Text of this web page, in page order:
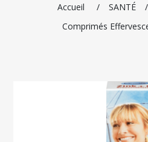
Accueil / SANTÉ /
Comprimés